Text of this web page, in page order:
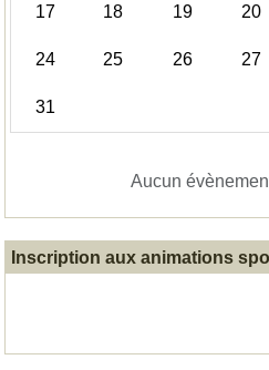
17 18 19 20
24 25 26 27
31
Aucun
Inscription aux animations